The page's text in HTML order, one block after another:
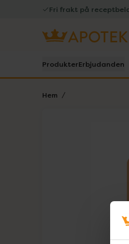
Fri frakt på
ProdukterErbjudanden
Hem
Lista: .